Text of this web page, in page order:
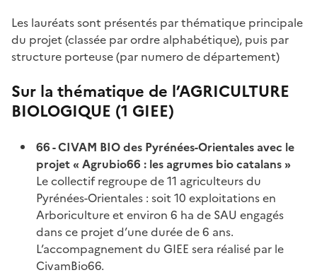
Les lauréats sont présentés par thématique principale
du projet (classée par ordre alphabétique), puis par
structure porteuse (par numero de département)
Sur la thématique de l’AGRICULTURE
BIOLOGIQUE (1 GIEE)
66 - CIVAM BIO des Pyrénées-Orientales avec le
projet « Agrubio66 : les agrumes bio catalans »
Le collectif regroupe de 11 agriculteurs du
Pyrénées-Orientales : soit 10 exploitations en
Arboriculture et environ 6 ha de SAU engagés
dans ce projet d’une durée de 6 ans.
L’accompagnement du GIEE sera réalisé par le
CivamBio66.